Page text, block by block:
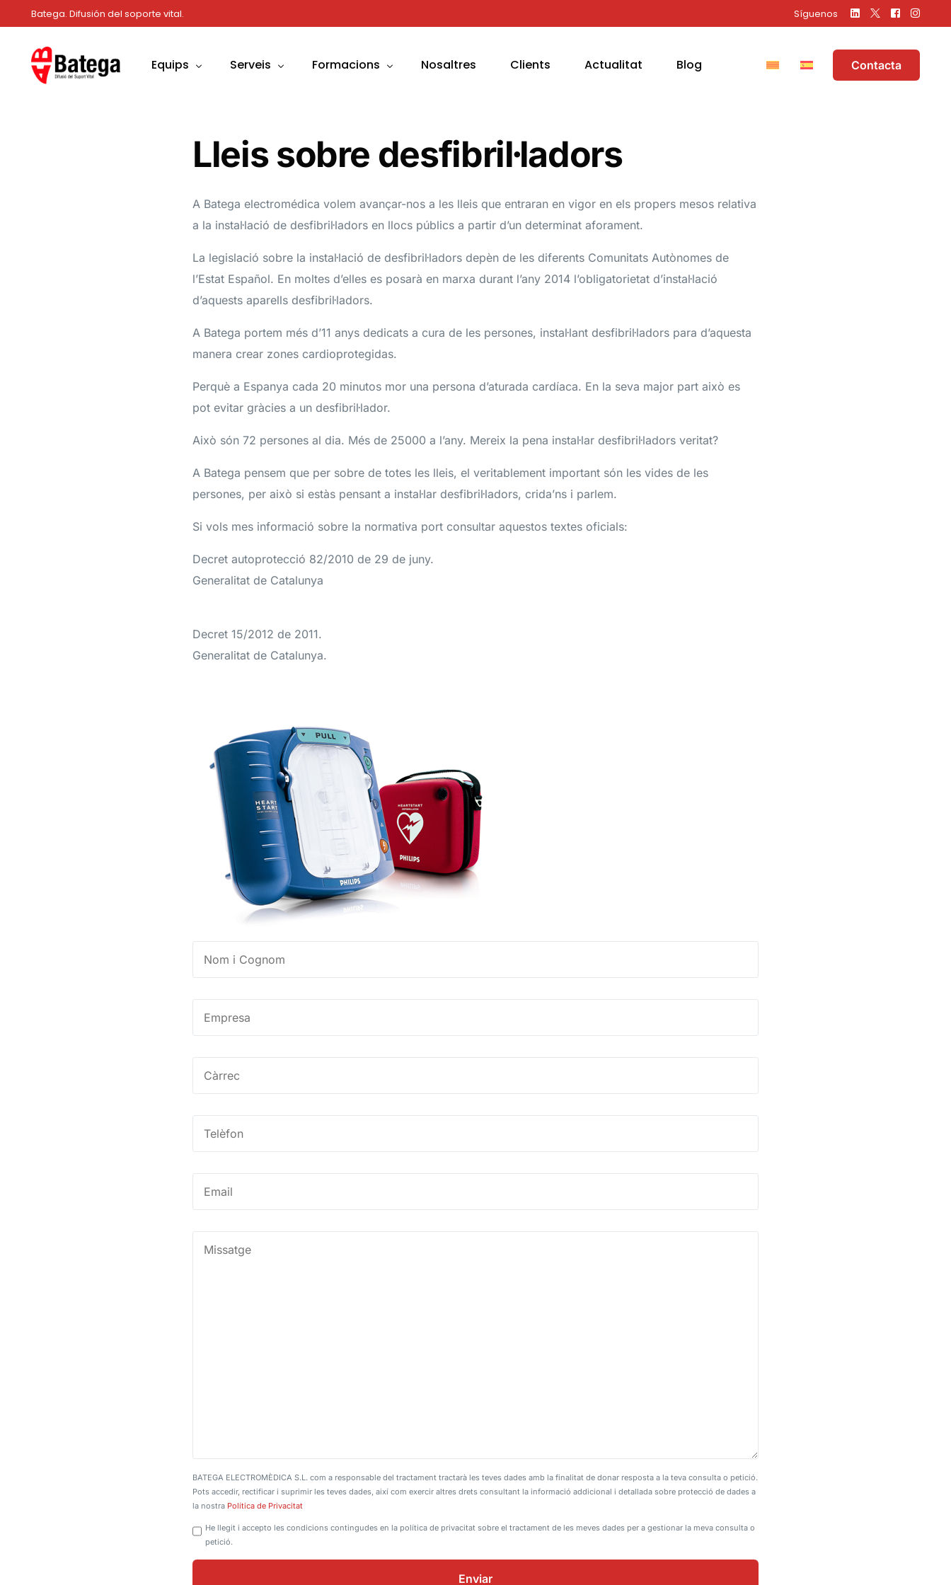
Batega. Difusión del soporte vital. Síguenos
Equips
Sistemes de comunicació
Material de formació
Material de primers auxilis
Serveis
Venda d’Equips
Consultoria
Manteniment
Formacions
Suport Vital Immediat
Assistència a Suport Vital Avançat
Suport Vital Avançat Pediàtric
Formació en Primers Auxilis i altres
Nosaltres Clients Actualitat Blog Contacta
Lleis sobre desfibril·ladors
A Batega electromédica volem avançar-nos a les lleis que entraran en vigor en els propers mesos relativa
a la instal·lació de desfibril·ladors en llocs públics a partir d’un determinat aforament.
La legislació sobre la instal·lació de desfibril·ladors depèn de les diferents Comunitats Autònomes de
l’Estat Español. En moltes d’elles es posarà en marxa durant l’any 2014 l’obligatorietat d’instal·lació
d’aquests aparells desfibril·ladors.
A Batega portem més d’11 anys dedicats a cura de les persones, instal·lant desfibril·ladors para d’aquesta
manera crear zones cardioprotegidas.
Perquè a Espanya cada 20 minutos mor una persona d’aturada cardíaca. En la seva major part això es
pot evitar gràcies a un desfibril·lador.
Això són 72 persones al dia. Més de 25000 a l’any. Mereix la pena instal·lar desfibril·ladors veritat?
A Batega pensem que per sobre de totes les lleis, el veritablement important són les vides de les
persones, per això si estàs pensant a instal·lar desfibril·ladors, crida’ns i parlem.
Si vols mes informació sobre la normativa port consultar aquestos textes oficials:
Decret autoprotecció 82/2010 de 29 de juny.
Generalitat de Catalunya
Decret 15/2012 de 2011.
Generalitat de Catalunya.
BATEGA ELECTROMÈDICA S.L. com a responsable del tractament tractarà les teves dades amb la finalitat de donar resposta a la teva consulta o petició.
Pots accedir, rectificar i suprimir les teves dades, així com exercir altres drets consultant la informació addicional i detallada sobre protecció de dades a
la nostra Política de Privacitat
He llegit i accepto les condicions contingudes en la política de privacitat sobre el tractament de les meves dades per a gestionar la meva consulta o
petició.